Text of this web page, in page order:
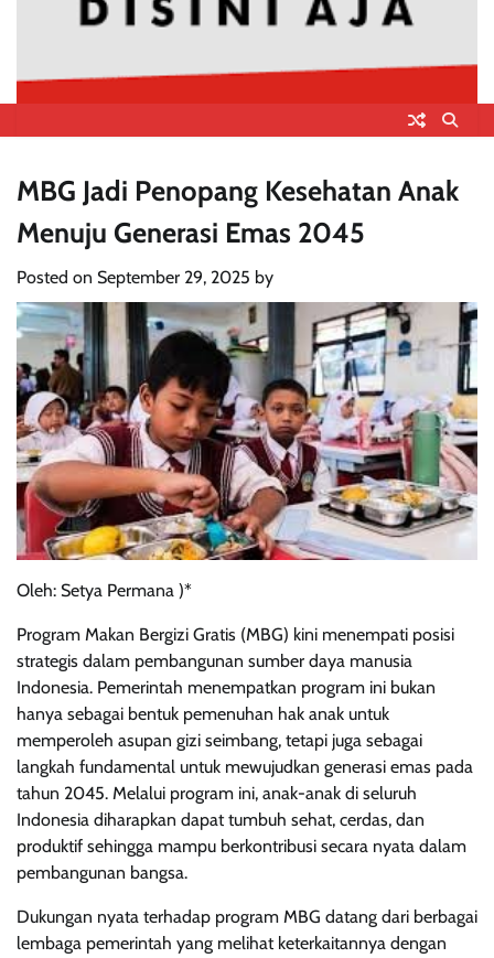
MBG Jadi Penopang Kesehatan Anak
Menuju Generasi Emas 2045
Posted on September 29, 2025 by
Oleh: Setya Permana )*
Program Makan Bergizi Gratis (MBG) kini menempati posisi
strategis dalam pembangunan sumber daya manusia
Indonesia. Pemerintah menempatkan program ini bukan
hanya sebagai bentuk pemenuhan hak anak untuk
memperoleh asupan gizi seimbang, tetapi juga sebagai
langkah fundamental untuk mewujudkan generasi emas pada
tahun 2045. Melalui program ini, anak-anak di seluruh
Indonesia diharapkan dapat tumbuh sehat, cerdas, dan
produktif sehingga mampu berkontribusi secara nyata dalam
pembangunan bangsa.
Dukungan nyata terhadap program MBG datang dari berbagai
lembaga pemerintah yang melihat keterkaitannya dengan